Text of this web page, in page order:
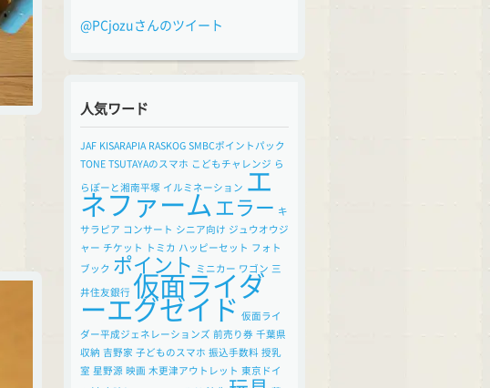
@PCjozuさんのツイート
人気ワード
JAF KISARAPIA RASKOG SMBCポイントパック
TONE TSUTAYAのスマホ こどもチャレンジ ら
らぽーと湘南平塚 イルミネーション エ
ネファーム エラー キ
サラピア コンサート シニア向け ジュウオウジ
ャー チケット トミカ ハッピーセット フォト
ブック ポイント ミニカー ワゴン 三
井住友銀行 仮面ライダ
ーエグゼイド 仮面ライ
ダー平成ジェネレーションズ 前売り券 千葉県
収納 吉野家 子どものスマホ 振込手数料 授乳
室 星野源 映画 木更津アウトレット 東京ドイ